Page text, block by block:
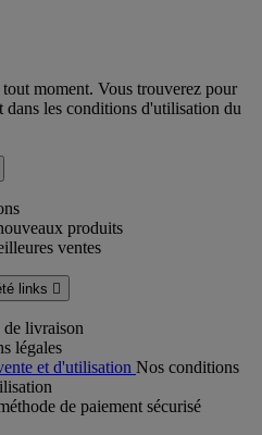
moment. Vous trouverez pour
dans les conditions d'utilisation du
produits
ventes
links 
livraison
légales
et d'utilisation Nos conditions
de paiement sécurisé